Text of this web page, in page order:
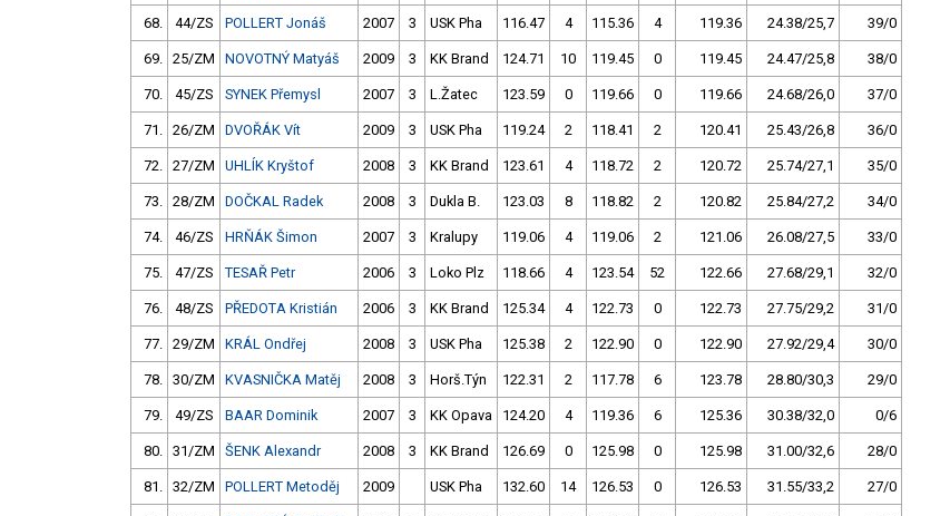
68. 44/ZS POLLERT Jonáš 2007 3 USK Pha 116.47 4 115.36 4 119.36 24.38/25,7 39/0
69. 25/ZM NOVOTNÝ Matyáš 2009 3 KK Brand 124.71 10 119.45 0 119.45 24.47/25,8 38/0
70. 45/ZS SYNEK Přemysl 2007 3 L.Žatec 123.59 0 119.66 0 119.66 24.68/26,0 37/0
71. 26/ZM DVOŘÁK Vít 2009 3 USK Pha 119.24 2 118.41 2 120.41 25.43/26,8 36/0
72. 27/ZM UHLÍK Kryštof 2008 3 KK Brand 123.61 4 118.72 2 120.72 25.74/27,1 35/0
73. 28/ZM DOČKAL Radek 2008 3 Dukla B. 123.03 8 118.82 2 120.82 25.84/27,2 34/0
74. 46/ZS HRŇÁK Šimon 2007 3 Kralupy 119.06 4 119.06 2 121.06 26.08/27,5 33/0
75. 47/ZS TESAŘ Petr 2006 3 Loko Plz 118.66 4 123.54 52 122.66 27.68/29,1 32/0
76. 48/ZS PŘEDOTA Kristián 2006 3 KK Brand 125.34 4 122.73 0 122.73 27.75/29,2 31/0
77. 29/ZM KRÁL Ondřej 2008 3 USK Pha 125.38 2 122.90 0 122.90 27.92/29,4 30/0
78. 30/ZM KVASNIČKA Matěj 2008 3 Horš.Týn 122.31 2 117.78 6 123.78 28.80/30,3 29/0
79. 49/ZS BAAR Dominik 2007 3 KK Opava 124.20 4 119.36 6 125.36 30.38/32,0 0/6
80. 31/ZM ŠENK Alexandr 2008 3 KK Brand 126.69 0 125.98 0 125.98 31.00/32,6 28/0
81. 32/ZM POLLERT Metoděj 2009 USK Pha 132.60 14 126.53 0 126.53 31.55/33,2 27/0